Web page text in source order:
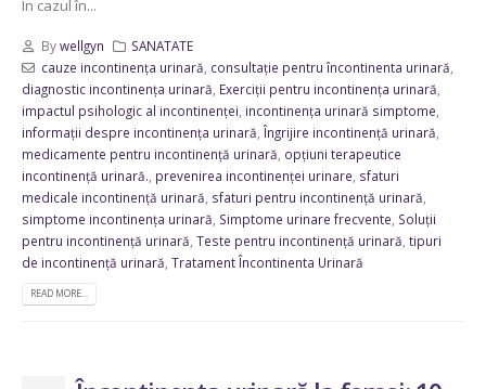
În cazul în...
Bywellgyn
SANATATE
cauze incontinența urinară consultație pentru încontinenta urinară
diagnostic incontinența urinară Exerciții pentru incontinența urinară
impactul psihologic al incontinenței incontinența urinară simptome
informații despre incontinența urinară ,Îngrijire incontinență urinară
medicamente pentru incontinență urinară opțiuni terapeutice
incontinență urinară. prevenirea incontinenței urinare sfaturi
medicale incontinență urinară sfaturi pentru incontinență urinară
simptome incontinența urinară Simptome urinare frecvente Soluții
pentru incontinență urinară Teste pentru incontinență urinară tipuri
de incontinență urinară Tratament Încontinenta Urinară
READ MORE...